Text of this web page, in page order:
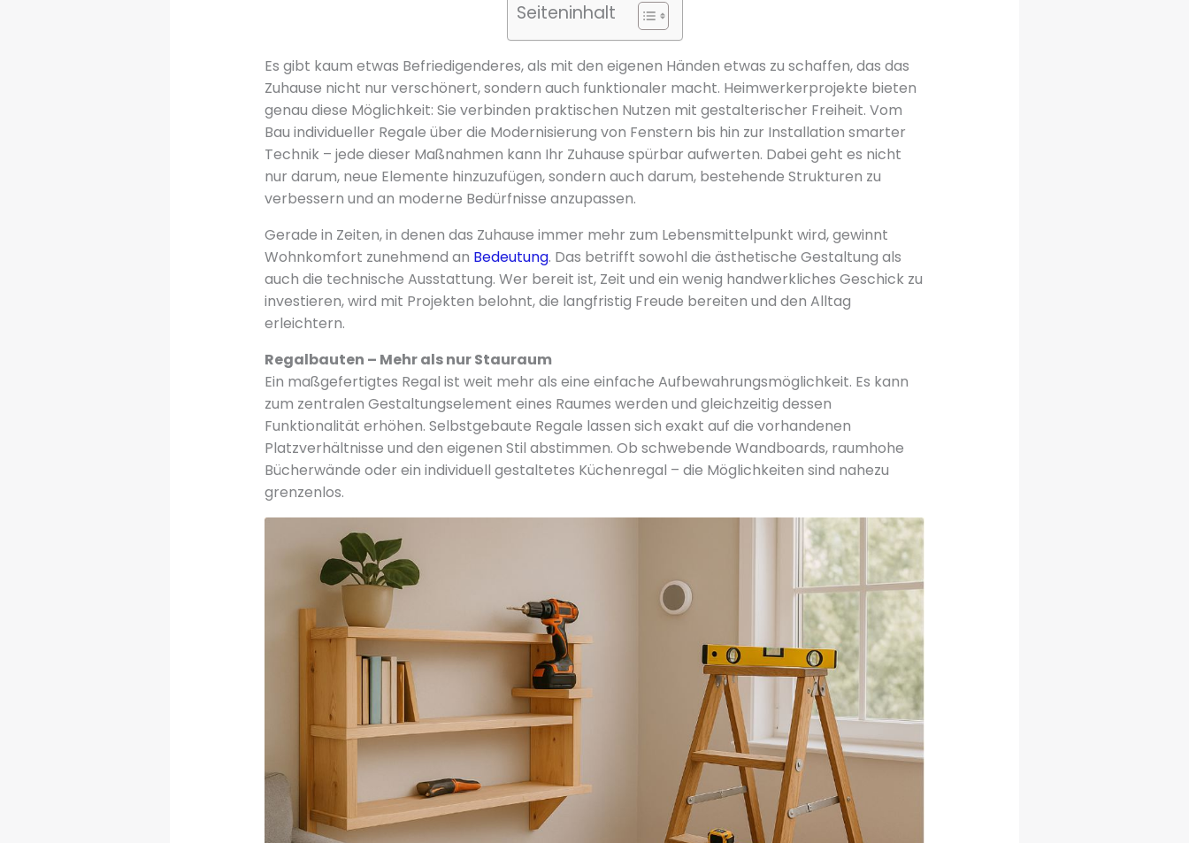
Seiteninhalt
Es gibt kaum etwas Befriedigenderes, als mit den eigenen Händen etwas zu schaffen, das das
Zuhause nicht nur verschönert, sondern auch funktionaler macht. Heimwerkerprojekte bieten
genau diese Möglichkeit: Sie verbinden praktischen Nutzen mit gestalterischer Freiheit. Vom
Bau individueller Regale über die Modernisierung von Fenstern bis hin zur Installation smarter
Technik – jede dieser Maßnahmen kann Ihr Zuhause spürbar aufwerten. Dabei geht es nicht
nur darum, neue Elemente hinzuzufügen, sondern auch darum, bestehende Strukturen zu
verbessern und an moderne Bedürfnisse anzupassen.
Gerade in Zeiten, in denen das Zuhause immer mehr zum Lebensmittelpunkt wird, gewinnt
Wohnkomfort zunehmend an Bedeutung. Das betrifft sowohl die ästhetische Gestaltung als
auch die technische Ausstattung. Wer bereit ist, Zeit und ein wenig handwerkliches Geschick zu
investieren, wird mit Projekten belohnt, die langfristig Freude bereiten und den Alltag
erleichtern.
Regalbauten – Mehr als nur Stauraum
Ein maßgefertigtes Regal ist weit mehr als eine einfache Aufbewahrungsmöglichkeit. Es kann
zum zentralen Gestaltungselement eines Raumes werden und gleichzeitig dessen
Funktionalität erhöhen. Selbstgebaute Regale lassen sich exakt auf die vorhandenen
Platzverhältnisse und den eigenen Stil abstimmen. Ob schwebende Wandboards, raumhohe
Bücherwände oder ein individuell gestaltetes Küchenregal – die Möglichkeiten sind nahezu
grenzenlos.